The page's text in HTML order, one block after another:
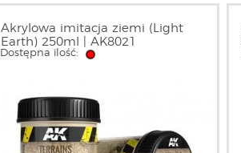
Akrylowa imitacja ziemi (Light
Earth) 250ml | AK8021
Dostępna ilość: